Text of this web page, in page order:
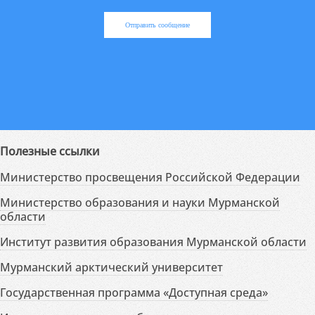
Отправить сообщение
Полезные ссылки
Министерство просвещения Российской Федерации
Министерство образования и науки Мурманской
области
Институт развития образования Мурманской области
Мурманский арктический университет
Государственная программа «Доступная среда»